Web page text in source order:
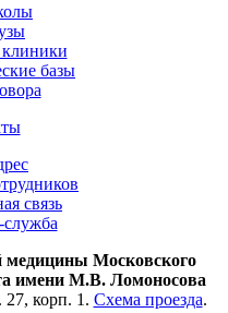
базы
связь
медицины Московского
имени М.В. Ломоносова
27, корп. 1. Схема проезда.